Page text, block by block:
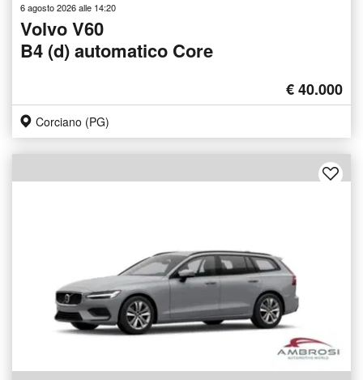
6 agosto 2026 alle 14:20
Volvo V60
B4 (d) automatico Core
€ 40.000
Corciano (PG)